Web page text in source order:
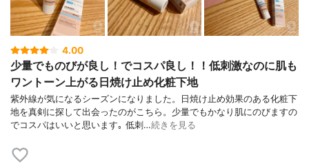
4.00
少量でものびが良し！でコスパ良し！！低刺激なのに肌も
ワントーン上がる日焼け止め化粧下地
紫外線が気になるシーズンになりました。日焼け止め効果のある化粧下
地を真剣に探して出会ったのがこちら。少量でもかなり肌にのびますの
でコスパはいいと思います｡ 低刺…続きを見る